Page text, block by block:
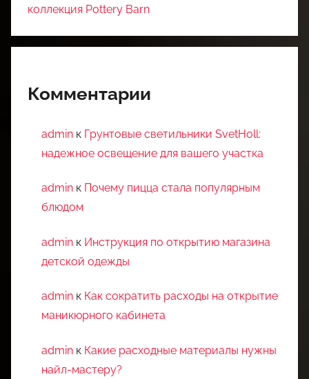
коллекция Pottery Barn
Комментарии
admin к Грунтовые светильники SvetHoll:
надежное освещение для вашего участка
admin к Почему пицца стала популярным
блюдом
admin к Инструкция по открытию магазина
детской одежды
admin к Как сократить расходы на открытие
маникюрного кабинета
admin к Какие расходные материалы нужны
найл-мастеру?